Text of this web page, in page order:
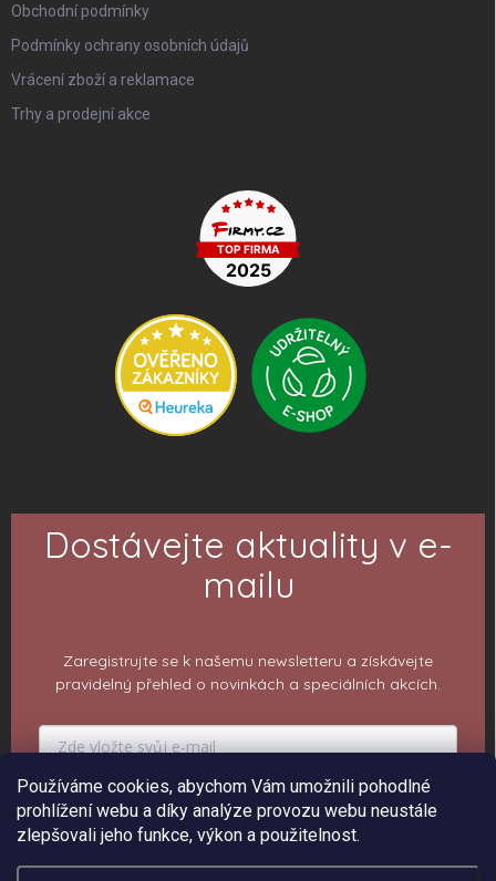
Používáme cookies, abychom Vám umožnili pohodlné
prohlížení webu a díky analýze provozu webu neustále
zlepšovali jeho funkce, výkon a použitelnost.
Obchodní podmínky
Podmínky ochrany osobních údajů
Vrácení zboží a reklamace
Trhy a prodejní akce
Dostávejte aktuality v e-
mailu
Zaregistrujte se k našemu newsletteru a získávejte
pravidelný přehled o novinkách a speciálních akcích.
PŘIHLÁSIT K ODBĚRU